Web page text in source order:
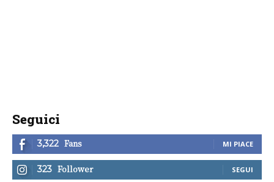
Seguici
3,322 Fans MI PIACE
323 Follower SEGUI